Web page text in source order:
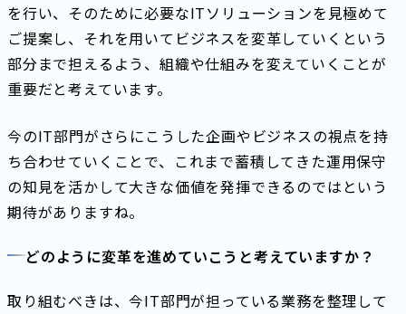
を行い、そのために必要なITソリューションを見極めて
ご提案し、それを用いてビジネスを変革していくという
部分まで担えるよう、組織や仕組みを変えていくことが
重要だと考えています。
今のIT部門がさらにこうした企画やビジネスの視点を持
ち合わせていくことで、これまで蓄積してきた運用保守
の知見を活かして大きな価値を発揮できるのではという
期待がありますね。
どのように変革を進めていこうと考えていますか？
取り組むべきは、今IT部門が担っている業務を整理して